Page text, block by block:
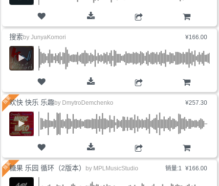
购物车
¥166.00
购物车
搜索 by JunyaKomori
¥257.30
购物车
欢快 快乐 乐趣by DmytroDemchenko
销量:1 ¥166.00
糖果 乐园 循环（2版本） by MPLMusicStudio